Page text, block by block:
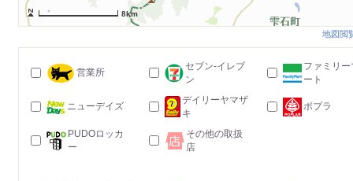
8km
地図閲
営業所
セブン-イレブ
ン
ファミリー
ート
ニューデイズ
デイリーヤマザ
キ
ポプラ
PUDOロッカ
ー
その他の取扱
店